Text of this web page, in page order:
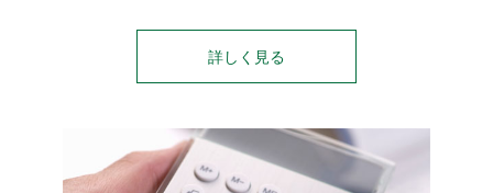
詳しく見る